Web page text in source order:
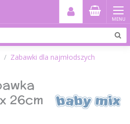
MENU
Zabawki dla najmłodszych
26cm